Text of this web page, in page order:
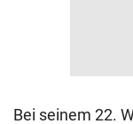
Bei seinem 22.